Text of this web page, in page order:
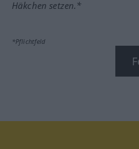
Häkchen setzen.*
*Pflichtfeld